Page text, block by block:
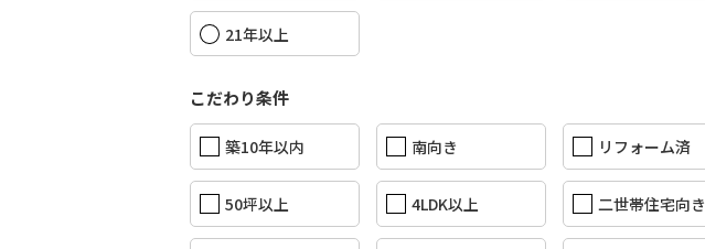
21年以上
こだわり条件
築10年以内 南向き リフォーム済
50坪以上 4LDK以上 二世帯住宅向き